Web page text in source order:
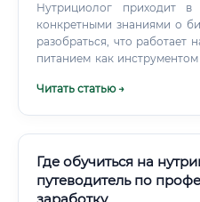
Нутрициолог приходит
конкретными знаниями о
разобраться, что работает
питанием как
нутрициолог может
Читать статью →
Где обучиться на
путеводитель по